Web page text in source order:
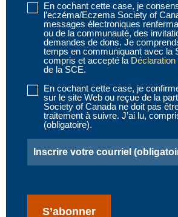
Disclaimer
(obligatoire)
En cochant cette case, je
l’eczéma/Eczema Society of
messages électroniques
ou de la communauté, des
demandes de dons. Je
temps en communiquant avec la
compris et accepté la
de la SCE.
Disclaimer
(obligatoire)
En cochant cette case, je
sur le site Web ou reçue de la
Society of Canada ne doit pas
traitement à suivre. J’ai lu,
(obligatoire).
(obligatoire)